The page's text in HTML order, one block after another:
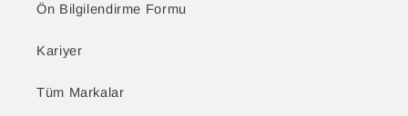
Ön Bilgilendirme Formu
Kariyer
Tüm Markalar